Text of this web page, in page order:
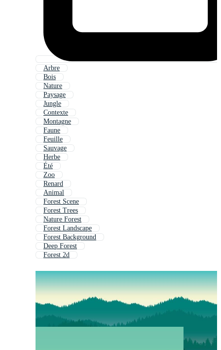
Arbre
Bois
Nature
Paysage
Jungle
Contexte
Montagne
Faune
Feuille
Sauvage
Herbe
Été
Zoo
Renard
Animal
Forest Scene
Forest Trees
Nature Forest
Forest Landscape
Forest Background
Deep Forest
Forest 2d